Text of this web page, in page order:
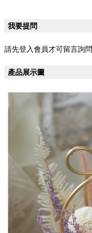
我要提問
請先登入會員才可留言詢問
產品展示圖